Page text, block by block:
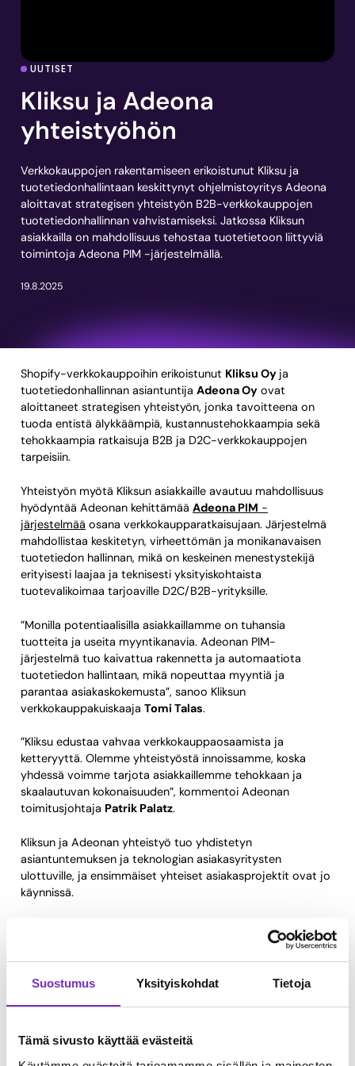
Suostumus Yksityiskohdat Tietoja
Tämä sivusto käyttää evästeitä
UUTISET
Kliksu ja Adeona
yhteistyöhön
Verkkokauppojen rakentamiseen erikoistunut Kliksu ja
tuotetiedonhallintaan keskittynyt ohjelmistoyritys Adeona
aloittavat strategisen yhteistyön B2B-verkkokauppojen
tuotetiedonhallinnan vahvistamiseksi. Jatkossa Kliksun
asiakkailla on mahdollisuus tehostaa tuotetietoon liittyviä
toimintoja Adeona PIM -järjestelmällä.
19.8.2025
Shopify-verkkokauppoihin erikoistunut Kliksu Oy ja
tuotetiedonhallinnan asiantuntijaAdeona Oy ovat
aloittaneet strategisen yhteistyön, jonka tavoitteena on
tuoda entistä älykkäämpiä, kustannustehokkaampia sekä
tehokkaampia ratkaisuja B2B ja D2C-verkkokauppojen
tarpeisiin.
Yhteistyön myötä Kliksun asiakkaille avautuu mahdollisuus
hyödyntää Adeonan kehittämääAdeona PIM -
järjestelmää osana verkkokaupparatkaisujaan. Järjestelmä
mahdollistaa keskitetyn, virheettömän ja monikanavaisen
tuotetiedon hallinnan, mikä on keskeinen menestystekijä
erityisesti laajaa ja teknisesti yksityiskohtaista
tuotevalikoimaa tarjoaville D2C/B2B-yrityksille.
”Monilla potentiaalisilla asiakkaillamme on tuhansia
tuotteita ja useita myyntikanavia. Adeonan PIM-
järjestelmä tuo kaivattua rakennetta ja automaatiota
tuotetiedon hallintaan, mikä nopeuttaa myyntiä ja
parantaa asiakaskokemusta”, sanoo Kliksun
verkkokauppakuiskaajaTomi Talas.
”Kliksu edustaa vahvaa verkkokauppaosaamista ja
ketteryyttä. Olemme yhteistyöstä innoissamme, koska
yhdessä voimme tarjota asiakkaillemme tehokkaan ja
skaalautuvan kokonaisuuden”, kommentoi Adeonan
toimitusjohtaja Patrik Palatz.
Kliksun ja Adeonan yhteistyö tuo yhdistetyn
asiantuntemuksen ja teknologian asiakasyritysten
ulottuville, ja ensimmäiset yhteiset asiakasprojektit ovat jo
käynnissä.
Adeona Oy –www.adeona.com
ADEONA